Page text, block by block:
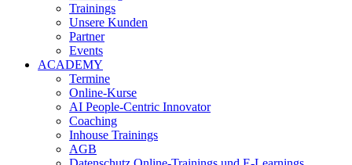
Trainings
Unsere Kunden
Partner
Events
ACADEMY
Termine
Online-Kurse
AI People-Centric Innovator
Coaching
Inhouse Trainings
AGB